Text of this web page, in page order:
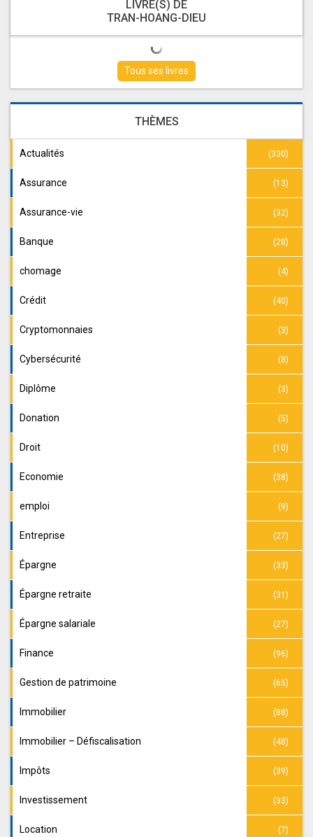
LIVRE(S) DE
TRAN-HOANG-DIEU
Tous ses livres
THÈMES
Actualités (330)
Assurance (13)
Assurance-vie (32)
Banque (28)
chomage (4)
Crédit (40)
Cryptomonnaies (3)
Cybersécurité (8)
Diplôme (3)
Donation (5)
Droit (10)
Economie (38)
emploi (9)
Entreprise (27)
Épargne (33)
Épargne retraite (31)
Épargne salariale (27)
Finance (96)
Gestion de patrimoine (65)
Immobilier (88)
Immobilier – Défiscalisation (48)
Impôts (39)
Investissement (33)
Location (7)